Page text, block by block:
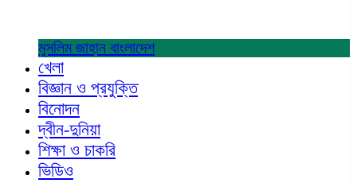
মুসলিম জাহান বাংলাদেশ
খেলা
বিজ্ঞান ও প্রযুক্তি
বিনোদন
দ্বীন-দুনিয়া
শিক্ষা ও চাকরি
ভিডিও